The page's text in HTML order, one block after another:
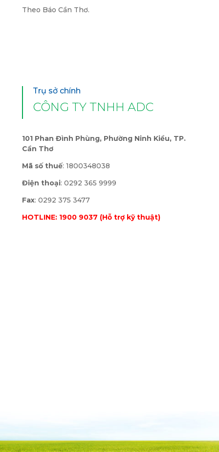
Theo Báo Cần Thơ.
Trụ sở chính
CÔNG TY TNHH ADC
101 Phan Đình Phùng, Phường Ninh Kiều, TP.
Cần Thơ
Mã số thuế: 1800348038
Điện thoại: 0292 365 9999
Fax: 0292 375 3477
HOTLINE: 1900 9037 (Hỗ trợ kỹ thuật)